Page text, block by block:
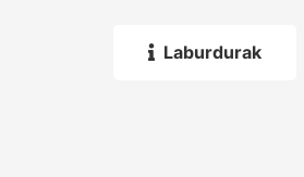
Laburdurak